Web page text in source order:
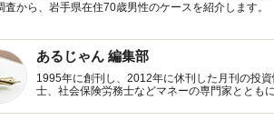
査から、岩手県在住70歳男性のケースを紹介します。
あるじゃん 編集部
1995年に創刊し、2012年に休刊した月刊の投
士、社会保険労務士などマネーの専門家ととも